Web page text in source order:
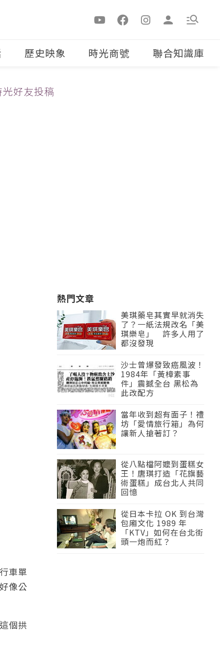
歷史映象 時光商號 聯合知識庫
好友投稿
車單
像公
個拱
熱門文章
美琪藥皂其實早就消失
了？一紙法規改名「美
琪樂皂」 許多人用了
都沒發現
沙士曾爆發致癌風波！
1984年「黃樟素事
件」震撼全台 黑松為
此改配方
當年收到超有面子！禮
坊「愛情旅行箱」為何
讓新人搶著訂？
從八點檔阿嬤到蛋糕女
王！唐琪打造「花旗藝
術蛋糕」成台北人共同
回憶
從日本卡拉 OK 到台灣
包廂文化 1989 年
「KTV」如何在台北街
頭一炮而紅？